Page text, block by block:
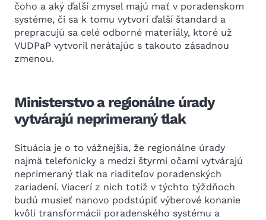
čoho a aký ďalší zmysel majú mať v poradenskom
systéme, či sa k tomu vytvorí ďalší štandard a
prepracujú sa celé odborné materiály, ktoré už
VUDPaP vytvoril nerátajúc s takouto zásadnou
zmenou.
Ministerstvo a regionálne úrady
vytvárajú neprimeraný tlak
Situácia je o to vážnejšia, že regionálne úrady
najmä telefonicky a medzi štyrmi očami vytvárajú
neprimeraný tlak na riaditeľov poradenských
zariadení. Viacerí z nich totiž v týchto týždňoch
budú musieť nanovo podstúpiť výberové konanie
kvôli transformácii poradenského systému a